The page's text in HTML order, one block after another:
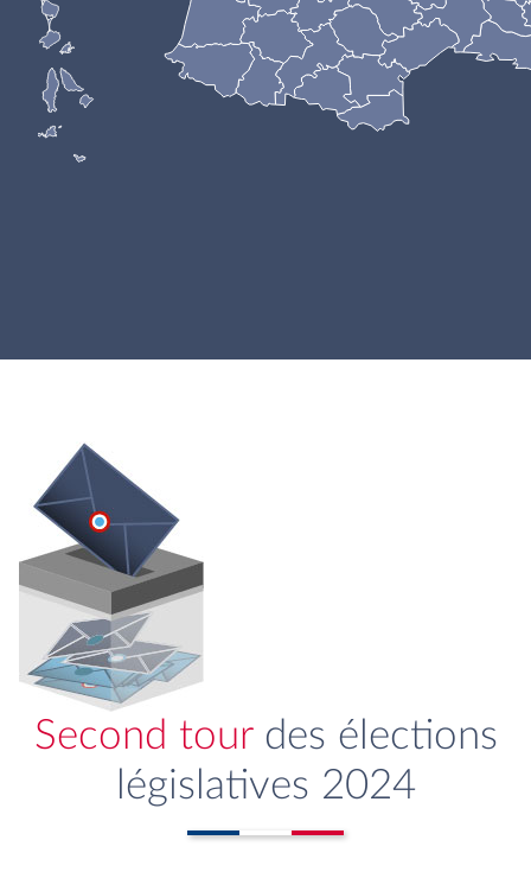
Second tourdes élections
législatives 2024